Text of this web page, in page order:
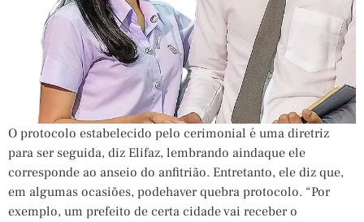
O protocolo estabelecido pelo cerimonial é uma diretriz
para ser seguida, diz Elifaz, lembrando aindaque ele
corresponde ao anseio do anfitrião. Entretanto, ele diz que,
em algumas ocasiões, podehaver quebra protocolo. “Por
exemplo, um prefeito de certa cidade vai receber o